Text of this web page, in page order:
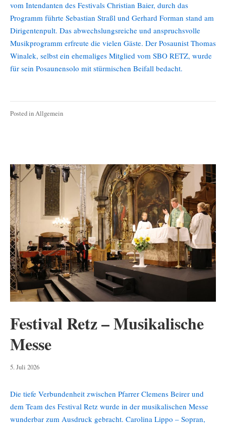
vom Intendanten des Festivals Christian Baier, durch das
Programm führte Sebastian Straßl und Gerhard Forman stand am
Dirigentenpult. Das abwechslungsreiche und anspruchsvolle
Musikprogramm erfreute die vielen Gäste. Der Posaunist Thomas
Winalek, selbst ein ehemaliges Mitglied vom SBO RETZ, wurde
für sein Posaunensolo mit stürmischen Beifall bedacht.
Posted inAllgemein
Festival Retz – Musikalische
Messe
5. Juli 20265.
Die tiefe Verbundenheit zwischen Pfarrer Clemens Beirer und
dem Team des Festival Retz wurde in der musikalischen Messe
wunderbar zum Ausdruck gebracht. Carolina Lippo – Sopran,